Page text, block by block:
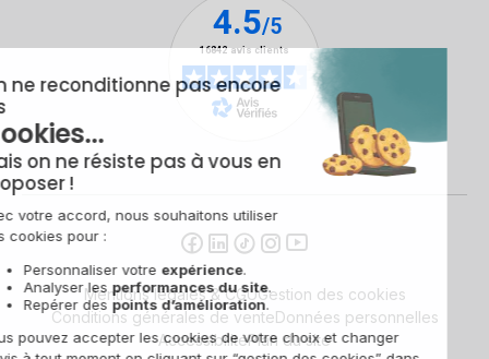
Mentions légales & CGUGestion des cookies
Conditions générales de venteDonnées personnelles
AccessibilitéPlan du site